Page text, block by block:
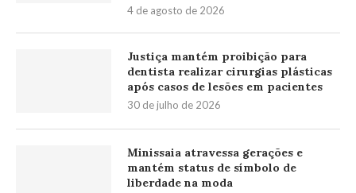
4 de agosto de 2026
Justiça mantém proibição para
dentista realizar cirurgias plásticas
após casos de lesões em pacientes
30 de julho de 2026
Minissaia atravessa gerações e
mantém status de símbolo de
liberdade na moda